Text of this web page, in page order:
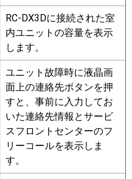
RC-DX3Dに接続された室
内ユニットの容量を表示
します。
ユニット故障時に液晶画
面上の連絡先ボタンを押
すと、事前に入力してお
いた連絡先情報とサービ
スフロントセンターのフ
リーコールを表示しま
す。